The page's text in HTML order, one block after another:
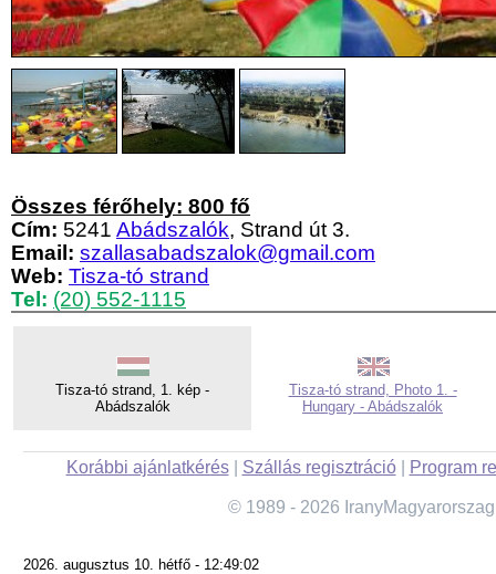
Összes férőhely: 800 fő
Cím: 5241 Abádszalók, Strand út 3.
Email: szallasabadszalok@gmail.com
Web: Tisza-tó strand
Tel: (20) 552-1115
Tisza-tó strand, 1. kép -
Abádszalók
Tisza-tó strand, Photo 1. -
Hungary - Abádszalók
Korábbi ajánlatkérés| Szállás regisztráció| Program
© 1989 - 2026
2026. augusztus 10. hétfő - 12:49:02